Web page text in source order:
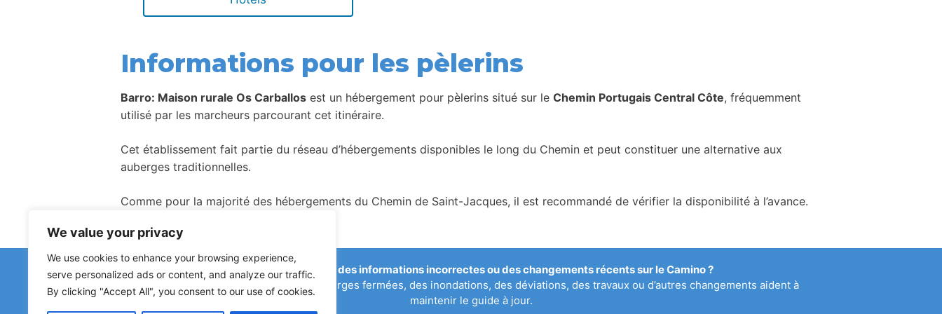
We value your privacy
We use cookies to enhance your browsing experience,
serve personalized ads or content, and analyze our traffic.
By clicking "Accept All", you consent to our use of cookies.
Informations pour les pèlerins
Barro: Maison rurale Os Carballos est un hébergement pour pèlerins situé sur le Chemin Portugais Central Côte, fréquemment
utilisé par les marcheurs parcourant cet itinéraire.
Cet établissement fait partie du réseau d’hébergements disponibles le long du Chemin et peut constituer une alternative aux
auberges traditionnelles.
Comme pour la majorité des hébergements du Chemin de Saint-Jacques, il est recommandé de vérifier la disponibilité à l’avance.
Avez-vous remarqué des informations incorrectes ou des changements récents sur le Camino ?
Les signalements concernant des auberges fermées, des inondations, des déviations, des travaux ou d’autres changements aident à
maintenir le guide à jour.